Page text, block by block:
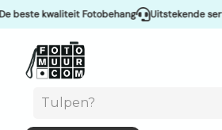
kwaliteit Fotobehang Uitstekende service